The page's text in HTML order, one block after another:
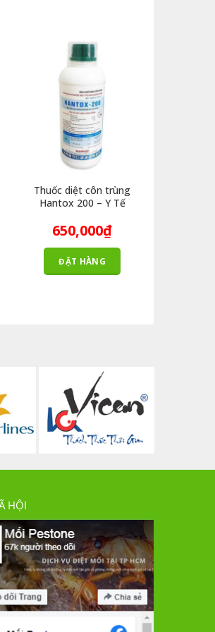
Thuốc diệt côn trùng
Hantox 200 – Y Tế
650,000₫
ĐẶT HÀNG
HỘI